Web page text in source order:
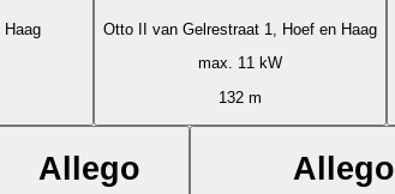
Haag
Otto II van Gelrestraat 1, Hoef en Haag
max. 11 kW
132 m
Allego Allego